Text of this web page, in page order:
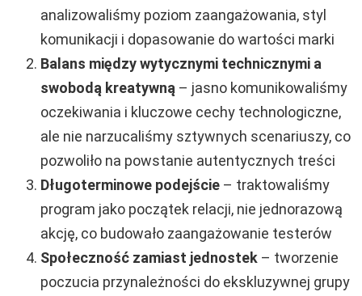
analizowaliśmy poziom zaangażowania, styl
komunikacji i dopasowanie do wartości marki
Balans między wytycznymi technicznymi a
swobodą kreatywną – jasno komunikowaliśmy
oczekiwania i kluczowe cechy technologiczne,
ale nie narzucaliśmy sztywnych scenariuszy, co
pozwoliło na powstanie autentycznych treści
Długoterminowe podejście – traktowaliśmy
program jako początek relacji, nie jednorazową
akcję, co budowało zaangażowanie testerów
Społeczność zamiast jednostek – tworzenie
poczucia przynależności do ekskluzywnej grupy